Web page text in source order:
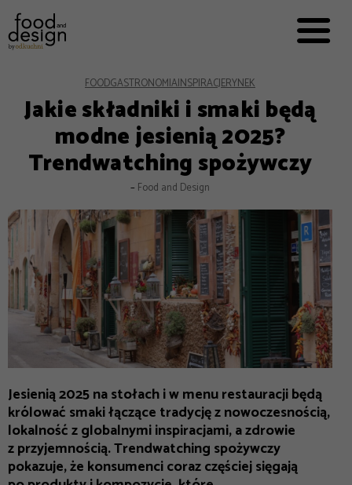


EKSPERCI
FOOD WORKING
E-BOOKI
O NAS
REKLAMA
FOODGASTRONOMIAINSPIRACJERYNEK
Jakie składniki i smaki będą
modne jesienią 2025?
Trendwatching spożywczy
– Food and Design
Jesienią 2025 na stołach i w menu restauracji będą
królować smaki łączące tradycję z nowoczesnością,
lokalność z globalnymi inspiracjami, a zdrowie
z przyjemnością. Trendwatching spożywczy
pokazuje, że konsumenci coraz częściej sięgają